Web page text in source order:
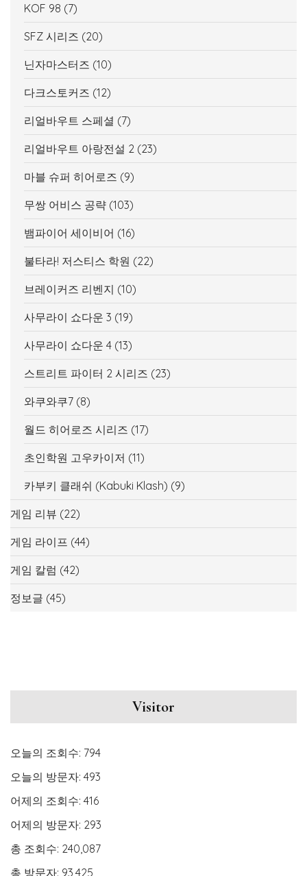
KOF 98 (7)
SFZ 시리즈 (20)
닌자마스터즈 (10)
다크스토커즈 (12)
리얼바우트 스페셜 (7)
리얼바우트 아랑전설 2 (23)
마블 슈퍼 히어로즈 (9)
무쌍 어비스 공략 (103)
뱀파이어 세이비어 (16)
불타라! 저스티스 학원 (22)
브레이커즈 리벤지 (10)
사무라이 쇼다운 3 (19)
사무라이 쇼다운 4 (13)
스트리트 파이터 2 시리즈 (23)
와쿠와쿠7 (8)
월드 히어로즈 시리즈 (17)
초인학원 고우카이저 (11)
카부키 클래쉬 (Kabuki Klash) (9)
게임 리뷰 (22)
게임 라이프 (44)
게임 칼럼 (42)
정보글 (45)
Visitor
오늘의 조회수: 794
오늘의 방문자: 493
어제의 조회수: 416
어제의 방문자: 293
총 조회수: 240,087
총 방문자: 93,425